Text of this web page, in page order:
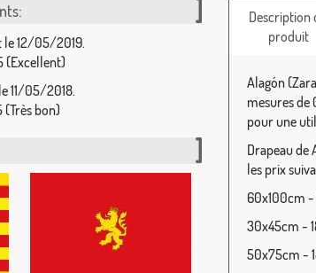
le 12/05/2019.
(Excellent)
11/05/2018.
(Très bon)
Description
produit
Alagón
mesures de
pour une
Drapeau de
les prix
60x100cm -
30x45cm -
50x75cm -